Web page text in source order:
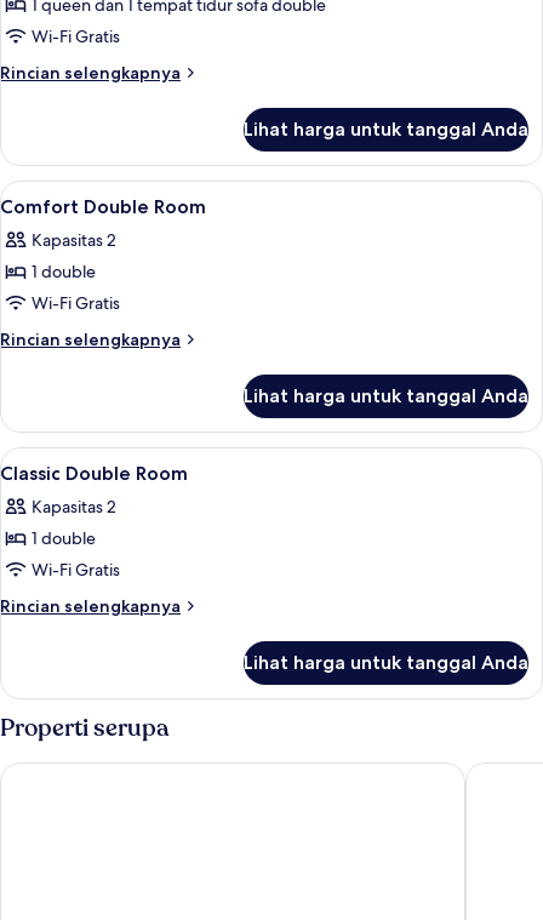
Wi-Fi Gratis
Rincian selengkapnya
Rincian
Kabin
Deluks
Lihat harga untuk tanggal Anda
Lihat
semua
foto
untuk
Comfort
Double
Seprai premium, minibar, brankas,
1
Comfort Double Room
Kapasitas 2
1 double
Wi-Fi Gratis
Rincian selengkapnya
Rincian
Comfort
Double
Room
Lihat harga untuk tanggal Anda
Lihat
semua
foto
untuk
Classic
Double
Kamar mandi | Pancuran hujan dan
1
Classic Double Room
Kapasitas 2
1 double
Wi-Fi Gratis
Rincian selengkapnya
Rincian
Classic
Room
Lihat harga untuk tanggal Anda
Properti serupa
Beelodge Hôtel Blois Centre La Clef